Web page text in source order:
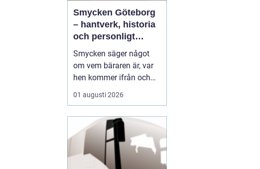
Smycken Göteborg
– hantverk, historia
och personligt
uttryck
Smycken säger något
om vem bäraren är, var
hen kommer ifrån och
vad som är viktigt i livet.
I en stad som Göteborg,
hamnstadens råa
historia och moderna
kreativitet, blir smycken
ofta en...
01 augusti 2026